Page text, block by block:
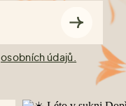
osobních údajů.